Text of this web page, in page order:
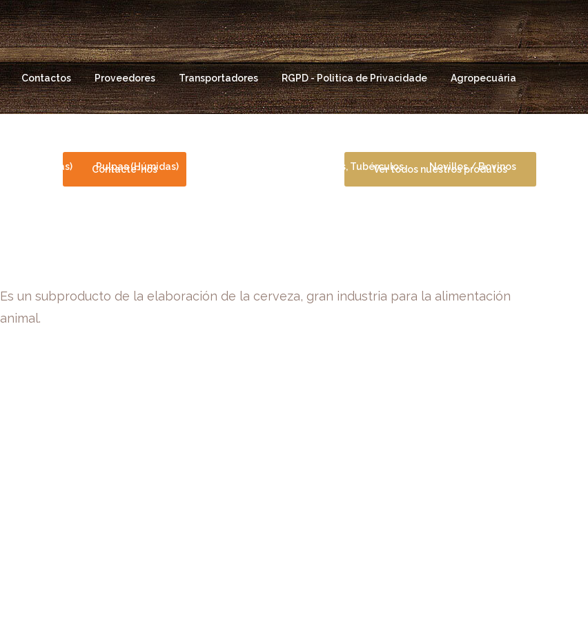
Contactos Proveedores Transportadores RGPD - Politica de Privacidade Agropecuária
Pulpas (Secas) Pulpas (Húmidas) Verduras, Tubérculos. Novillos / Bovinos
Contacte-nos Ver todos nuestros produtos
Es un subproducto de la elaboración de la cerveza, gran industria para la alimentación
animal.